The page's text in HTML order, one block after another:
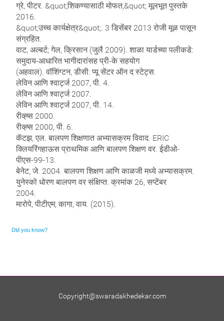
ग्रे, पीटर. &quot;शिकण्यासाठी मोफत,&quot; मूलभूत पुस्तके
2016.
&quot;उच्च कार्यक्षेत्र&quot;. 3 डिसेंबर 2013 रोजी मूळ पासून
संग्रहित.
वाट, अल्बर्ट; गेल, क्रिसान (जुलै 2009). शाळा यार्डच्या पलीकडे:
समुदाय-आधारित भागीदारांसह प्री-के सहयोग
(अहवाल). वॉशिंग्टन, डीसी: प्यू सेंटर ऑन द स्टेट्स.
लेविन आणि श्वार्ट्ज 2007, पी. 4.
लेविन आणि श्वार्ट्ज 2007.
लेविन आणि श्वार्ट्ज 2007, पी. 14.
रीव्ह्स 2000.
रीव्ह्स 2000, पी. 6.
कॅटझ, एल. बालपण शिक्षणात अभ्यासक्रम विवाद. ERIC
क्लियरिंगहाऊस प्राथमिक आणि बालपण शिक्षण वर. ईडीओ-
पीएस-99-13.
बेनेट, जे. 2004. बालपण शिक्षण आणि काळजी मध्ये अभ्यासक्रम.
युनेस्को धोरण बालपण वर संक्षिप्त. क्रमांक 26, सप्टेंबर
2004.
मारोपे, पीटीएम; कागा, वाय. (2015).
Did you know?
Copyright@swaradakhedekar.com